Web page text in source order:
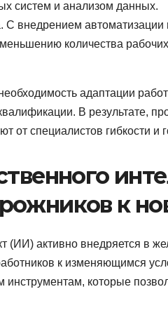
систем и анализом данных.
внедрением автоматизации
количества
адаптации
В результате,
от специалистов гибкости и
к
(ИИ) активно внедряется в
к изменяющимся
инструментам, которые